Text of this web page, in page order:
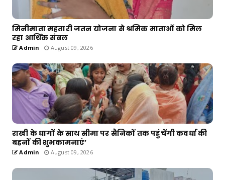
मिनीमाता महतारी जतन योजना से श्रमिक माताओं को मिल
रहा आर्थिक संबल
Admin August 09, 2026
राखी के धागों के साथ सीमा पर सैनिकों तक पहुंचेंगी कवर्धा की
बहनों की शुभकामनाएं’
Admin August 09, 2026